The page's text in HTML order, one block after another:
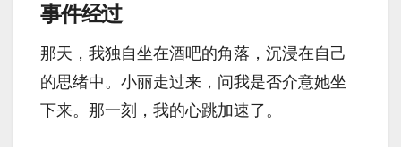
事件经过
那天，我独自坐在酒吧的角落，沉浸在自己
的思绪中。小丽走过来，问我是否介意她坐
下来。那一刻，我的心跳加速了。